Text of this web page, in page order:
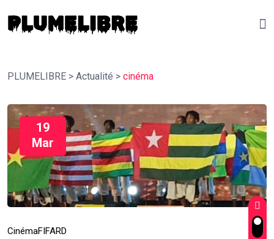
PLUMELIBRE > Actualité > cinéma
19
Mar
CinémaFIFARD